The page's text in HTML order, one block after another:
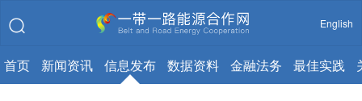
English
首页 新闻资讯 信息发布 数据资料 金融法务 最佳实践